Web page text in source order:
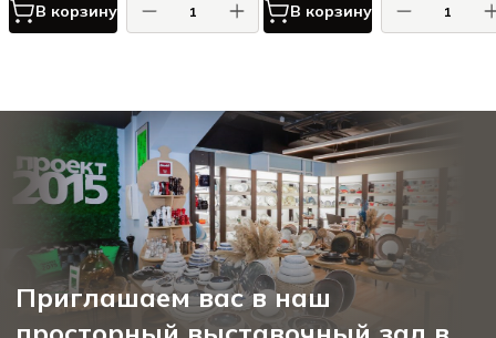
В корзину В корзину
Приглашаем вас в наш